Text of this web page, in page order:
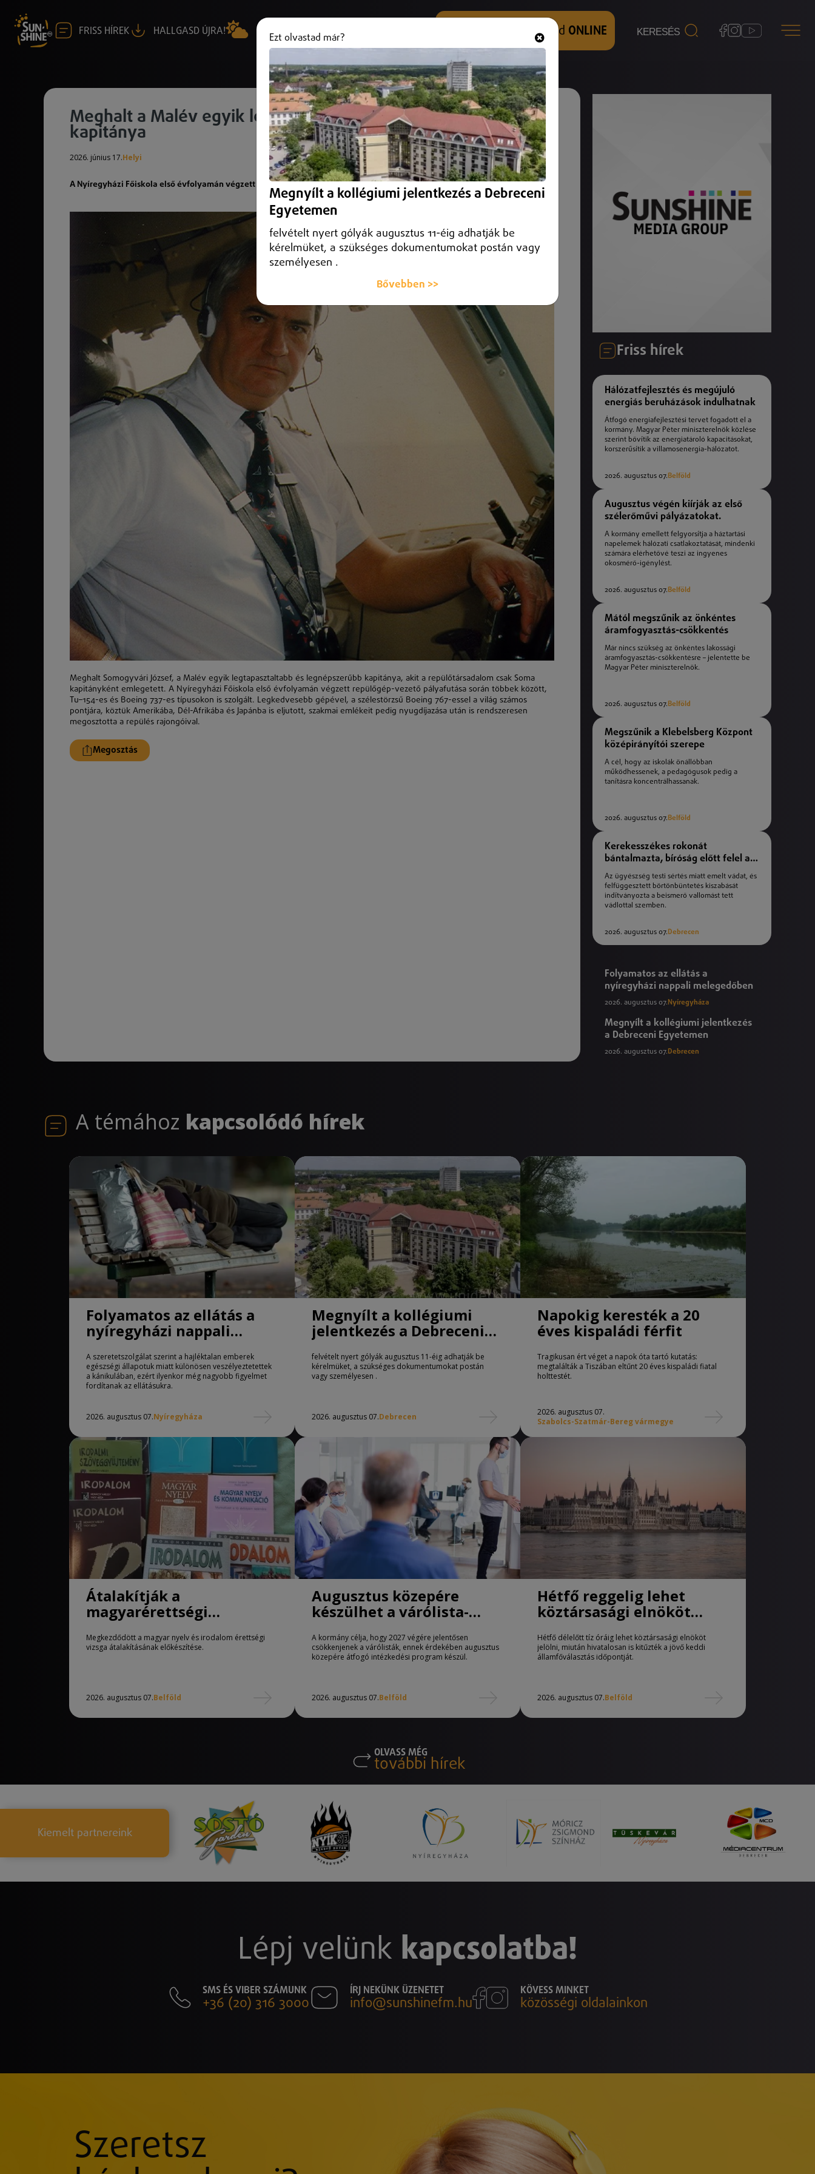
FRISS HÍREK HALLGASD ÚJRA! +36 (20) 316 3000 Hallgasd és nézd ONLINE
Meghalt a Malév egyik legtapasztaltabb és legnépszerűbb
kapitánya
2026. június 17.Helyi
A Nyíregyházi Főiskola első évfolyamán végzett
Meghalt Somogyvári József, a Malév egyik legtapasztaltabb és legnépszerűbb kapitánya, akit a repülőtársadalom csak Soma
kapitányként emlegetett. A Nyíregyházi Főiskola első évfolyamán végzett repülőgép-vezető pályafutása során többek között,
Tu–154-es és Boeing 737-es típusokon is szolgált. Legkedvesebb gépével, a szélestörzsű Boeing 767-essel a világ számos
pontjára, köztük Amerikába, Dél-Afrikába és Japánba is eljutott, szakmai emlékeit pedig nyugdíjazása után is rendszeresen
megosztotta a repülés rajongóival.
Megosztás
Friss hírek
Hálózatfejlesztés és megújuló
energiás beruházások indulhatnak
Átfogó energiafejlesztési tervet fogadott el a
kormány. Magyar Péter miniszterelnök közlése
szerint bővítik az energiatároló kapacitásokat,
korszerűsítik a villamosenergia-hálózatot.
2026. augusztus 07.Belföld
Augusztus végén kiírják az első
szélerőművi pályázatokat.
A kormány emellett felgyorsítja a háztartási
napelemek hálózati csatlakoztatását, mindenki
számára elérhetővé teszi az ingyenes
okosmérő-igénylést.
2026. augusztus 07.Belföld
Mától megszűnik az önkéntes
áramfogyasztás-csökkentés
Már nincs szükség az önkéntes lakossági
áramfogyasztás-csökkentésre – jelentette be
Magyar Péter miniszterelnök.
2026. augusztus 07.Belföld
Megszűnik a Klebelsberg Központ
középirányítói szerepe
A cél, hogy az iskolák önállóbban
működhessenek, a pedagógusok pedig a
tanításra koncentrálhassanak.
2026. augusztus 07.Belföld
Kerekesszékes rokonát
bántalmazta, bíróság előtt felel a
férfi
Az ügyészség testi sértés miatt emelt vádat, és
felfüggesztett börtönbüntetés kiszabását
indítványozta a beismerő vallomást tett
vádlottal szemben.
2026. augusztus 07.Debrecen
Folyamatos az ellátás a
nyíregyházi nappali melegedőben
2026. augusztus 07. Nyíregyháza
Megnyílt a kollégiumi jelentkezés
a Debreceni Egyetemen
2026. augusztus 07.Debrecen
A témához kapcsolódó hírek
Folyamatos az ellátás a
nyíregyházi nappali
melegedőben
A szeretetszolgálat szerint a hajléktalan emberek
egészségi állapotuk miatt különösen veszélyeztetettek
a kánikulában, ezért ilyenkor még nagyobb figyelmet
fordítanak az ellátásukra.
2026. augusztus 07.Nyíregyháza
Megnyílt a kollégiumi
jelentkezés a Debreceni
Egyetemen
felvételt nyert gólyák augusztus 11-éig adhatják be
kérelmüket, a szükséges dokumentumokat postán
vagy személyesen .
2026. augusztus 07.Debrecen
Napokig keresték a 20
éves kispaládi férfit
Tragikusan ért véget a napok óta tartó kutatás:
megtalálták a Tiszában eltűnt 20 éves kispaládi fiatal
holttestét.
2026. augusztus 07.
Szabolcs-Szatmár-Bereg vármegye
Átalakítják a
magyarérettségi
követelményeit
Megkezdődött a magyar nyelv és irodalom érettségi
vizsga átalakításának előkészítése.
2026. augusztus 07.Belföld
Augusztus közepére
készülhet a várólista-
A kormány célja, hogy 2027 végére jelentősen
csökkenjenek a várólisták, ennek érdekében augusztus
közepére átfogó intézkedési program készül.
2026. augusztus 07.Belföld
Hétfő reggelig lehet
köztársasági elnököt
Hétfő délelőtt tíz óráig lehet köztársasági elnököt
jelölni, miután hivatalosan is kitűzték a jövő keddi
államfőválasztás időpontját.
2026. augusztus 07.Belföld
OLVASS MÉG
további hírek
Kiemelt partnereink
Lépj velünk kapcsolatba!
SMS ÉS VIBER SZÁMUNK
+36 (20) 316 3000
ÍRJ NEKÜNK ÜZENETET
info@sunshinefm.hu
KÖVESS MINKET
közösségi oldalainkon
Szeretsz
Ezt olvastad már?
Megnyílt a kollégiumi jelentkezés a Debreceni
Egyetemen
felvételt nyert gólyák augusztus 11-éig adhatják be
kérelmüket, a szükséges dokumentumokat postán vagy
személyesen .
Bővebben >>